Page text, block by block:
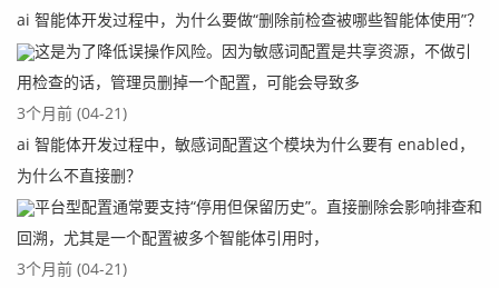
ai 智能体开发过程中，为什么要做“删除前检查被哪些智能体使用”？
这是为了降低误操作风险。因为敏感词配置是共享资源，不做引
用检查的话，管理员删掉一个配置，可能会导致多
3个月前 (04-21)
ai 智能体开发过程中，敏感词配置这个模块为什么要有 enabled，
为什么不直接删？
平台型配置通常要支持“停用但保留历史”。直接删除会影响排查和
回溯，尤其是一个配置被多个智能体引用时，
3个月前 (04-21)